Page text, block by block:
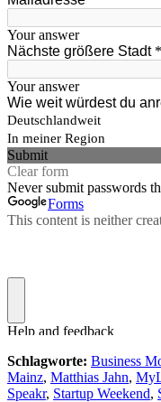
Schlagworte: Business
Mainz, Matthias Jahn,
Speakr, Startup Weekend,